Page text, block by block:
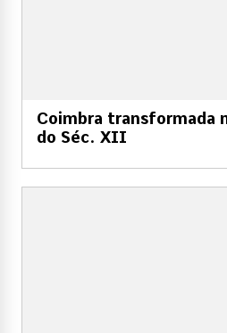
Coimbra transformada
do Séc. XII